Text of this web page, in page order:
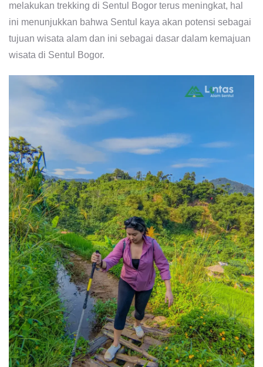
melakukan trekking di Sentul Bogor terus meningkat, hal
ini menunjukkan bahwa Sentul kaya akan potensi sebagai
tujuan wisata alam dan ini sebagai dasar dalam kemajuan
wisata di Sentul Bogor.